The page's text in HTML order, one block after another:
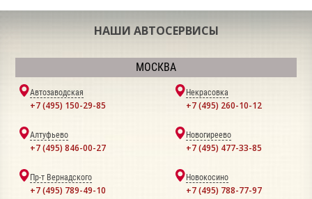
НАШИ АВТОСЕРВИСЫ
МОСКВА
Автозаводская
+7 (495) 150-29-85
Некрасовка
+7 (495) 260-10-12
Алтуфьево
+7 (495) 846-00-27
Новогиреево
+7 (495) 477-33-85
Пр-т Вернадского
+7 (495) 789-49-10
Новокосино
+7 (495) 788-77-97